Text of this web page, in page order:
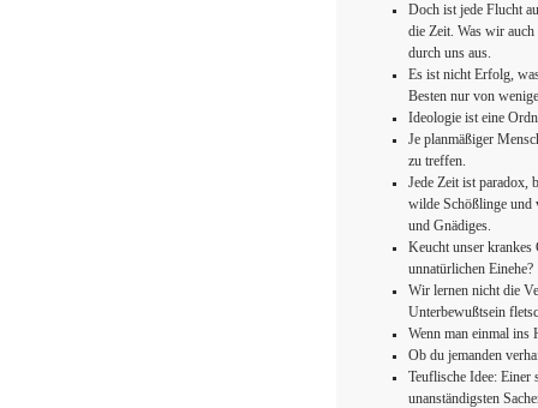
Doch ist jede Flucht
die Zeit. Was wir
durch uns aus.
Es ist nicht Erfolg,
Besten nur von
Ideologie ist eine
Je planmäßiger
zu treffen.
Jede Zeit ist paradox,
wilde Schößlinge und
und Gnädiges.
Keucht unser krankes
unnatürlichen Einehe?
Wir lernen nicht die
Unterbewußtsein
Wenn man einmal ins
Ob du jemanden
Teuflische Idee: Einer
unanständigsten